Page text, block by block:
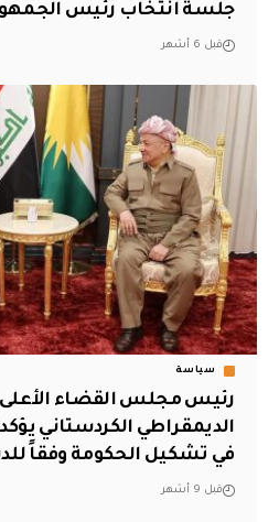
جلسة انتخاب رئيس الجمهورية
قبل 6 أشهر
سياسة
رئيس مجلس القضاء
الديمقراطي الكردستاني
في تشكيل الحكومة وفقاً
قبل 9 أشهر